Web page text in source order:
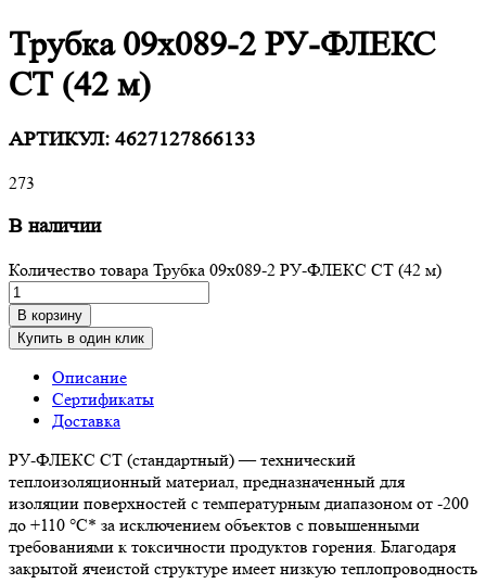
Трубка 09х089-2 РУ-ФЛЕКС
СТ (42 м)
АРТИКУЛ: 4627127866133
273
В наличии
Количество товара Трубка 09х089-2 РУ-ФЛЕКС СТ (42 м)
В корзину
Купить в один клик
Описание
Сертификаты
Доставка
РУ-ФЛЕКС СТ (стандартный) — технический
теплоизоляционный материал, предназначенный для
изоляции поверхностей с температурным диапазоном от -200
до +110 °С* за исключением объектов с повышенными
требованиями к токсичности продуктов горения. Благодаря
закрытой ячеистой структуре имеет низкую теплопроводность